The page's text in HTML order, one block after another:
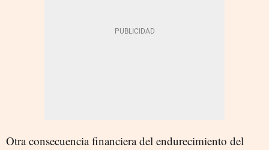
Otra consecuencia financiera del endurecimiento del